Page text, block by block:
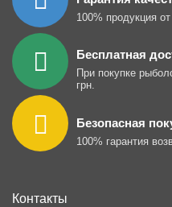
100% продукция
Бесплатная
При покупке
грн.
Безопасная
100% гарантия
Контакты